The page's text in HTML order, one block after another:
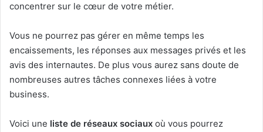
concentrer sur le cœur de votre métier.
Vous ne pourrez pas gérer en même temps les
encaissements, les réponses aux messages privés et les
avis des internautes. De plus vous aurez sans doute de
nombreuses autres tâches connexes liées à votre
business.
Voici une liste de réseaux sociaux où vous pourrez